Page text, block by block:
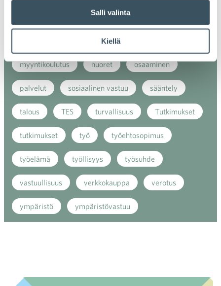
Salli valinta
Kiellä
kuluttajat kuluttajien luottamus
myynti
myyntikoulutus nuoret osaaminen
palvelut sosiaalinen vastuu sääntely
talous TES turvallisuus Tutkimukset
tutkimukset työ työehtosopimus
työelämä työllisyys työsuhde
vastuullisuus verkkokauppa verotus
ympäristö ympäristövastuu